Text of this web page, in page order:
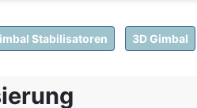
Stabilisatoren 3D Gimbal